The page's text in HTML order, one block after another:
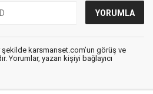
şekilde karsmanset.com’un görüş ve
Yorumlar, yazan kişiyi bağlayıcı